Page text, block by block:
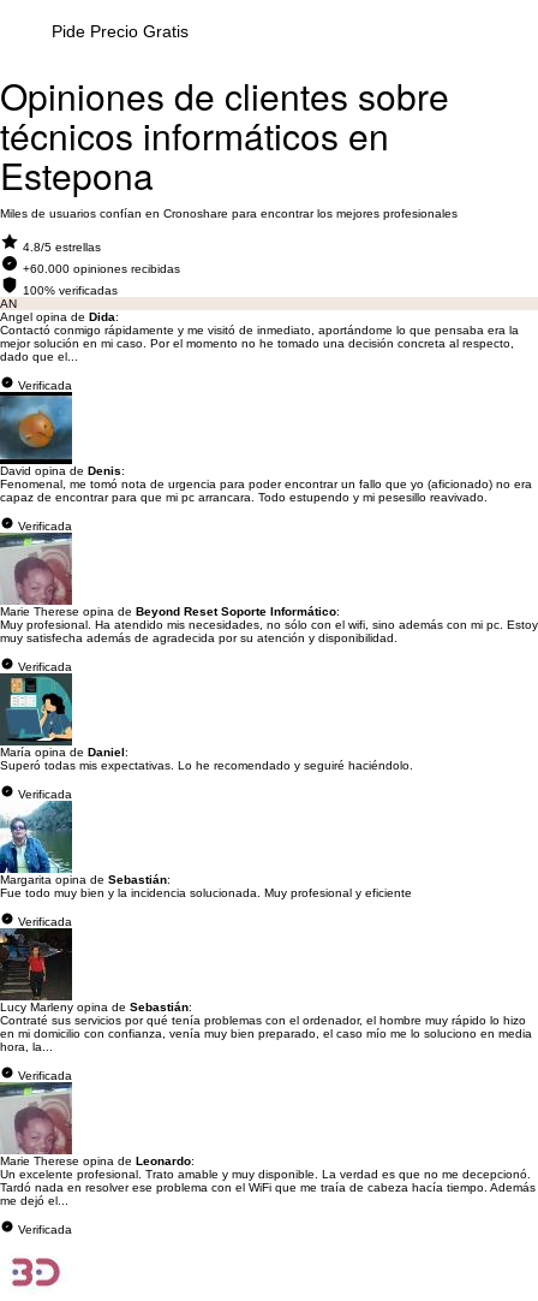
Pide Precio Gratis
Opiniones de clientes sobre
técnicos informáticos en
Estepona
Miles de usuarios confían en Cronoshare para encontrar los mejores profesionales
4.8/5 estrellas
+60.000 opiniones recibidas
100% verificadas
AN
Angel opina de Dida:
Contactó conmigo rápidamente y me visitó de inmediato, aportándome lo que pensaba era la
mejor solución en mi caso. Por el momento no he tomado una decisión concreta al respecto,
dado que el...
Verificada
David opina de Denis:
Fenomenal, me tomó nota de urgencia para poder encontrar un fallo que yo (aficionado) no era
capaz de encontrar para que mi pc arrancara. Todo estupendo y mi pesesillo reavivado.
Verificada
Marie Therese opina de Beyond Reset Soporte Informático:
Muy profesional. Ha atendido mis necesidades, no sólo con el wifi, sino además con mi pc. Estoy
muy satisfecha además de agradecida por su atención y disponibilidad.
Verificada
María opina de Daniel:
Superó todas mis expectativas. Lo he recomendado y seguiré haciéndolo.
Verificada
Margarita opina de Sebastián:
Fue todo muy bien y la incidencia solucionada. Muy profesional y eficiente
Verificada
Lucy Marleny opina de Sebastián:
Contraté sus servicios por qué tenía problemas con el ordenador, el hombre muy rápido lo hizo
en mi domicilio con confianza, venía muy bien preparado, el caso mío me lo soluciono en media
hora, la...
Verificada
Marie Therese opina de Leonardo:
Un excelente profesional. Trato amable y muy disponible. La verdad es que no me decepcionó.
Tardó nada en resolver ese problema con el WiFi que me traía de cabeza hacía tiempo. Además
me dejó el...
Verificada